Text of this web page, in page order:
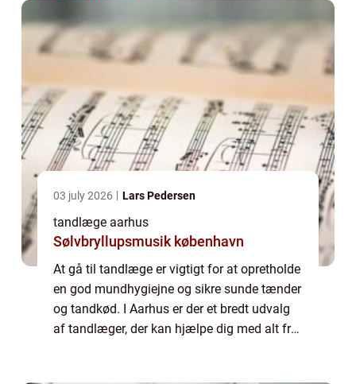
03 july 2026 Lars Pedersen
tandlæge aarhus
Sølvbryllupsmusik københavn
At gå til tandlæge er vigtigt for at opretholde
en god mundhygiejne og sikre sunde tænder
og tandkød. I Aarhus er der et bredt udvalg
af tandlæger, der kan hjælpe dig med alt fra